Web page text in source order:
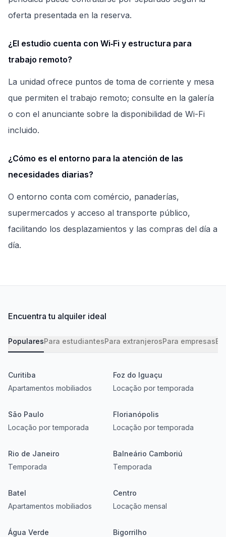
oferta presentada en la reserva.
¿El estudio cuenta con Wi‑Fi y estructura para
trabajo remoto?
La unidad ofrece puntos de toma de corriente y mesa
que permiten el trabajo remoto; consulte en la galería
o con el anunciante sobre la disponibilidad de Wi-Fi
incluido.
¿Cómo es el entorno para la atención de las
necesidades diarias?
O entorno conta com comércio, panaderías,
supermercados y acceso al transporte público,
facilitando los desplazamientos y las compras del día a
día.
Encuentra tu alquiler ideal
PopularesPara estudiantesPara extranjerosPara empresas
Curitiba
Apartamentos mobiliados
Foz do Iguaçu
Locação por temporada
São Paulo
Locação por temporada
Florianópolis
Locação por temporada
Rio de Janeiro
Temporada
Balneário Camboriú
Temporada
Batel
Apartamentos mobiliados
Centro
Locação mensal
Água Verde
Bigorrilho